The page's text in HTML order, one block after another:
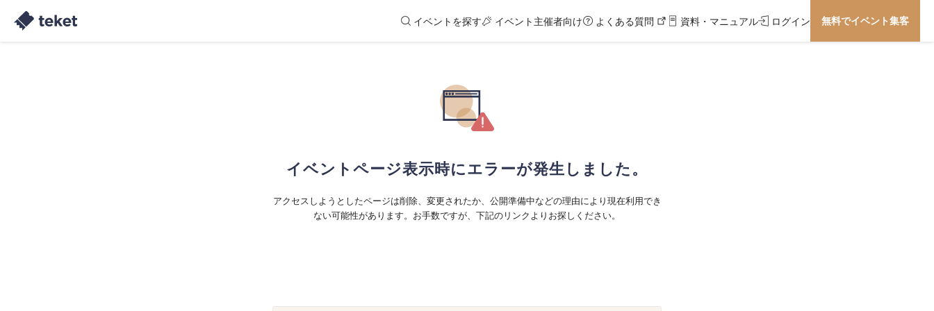
イベントを探す イベント主催者向け よくある質問 資料・マニュアル ログイン 無料でイベント集客
イベントページ表示時にエラーが発生しました。
アクセスしようとしたページは削除、変更されたか、公開準備中などの理由により現在利用でき
ない可能性があります。お手数ですが、下記のリンクよりお探しください。